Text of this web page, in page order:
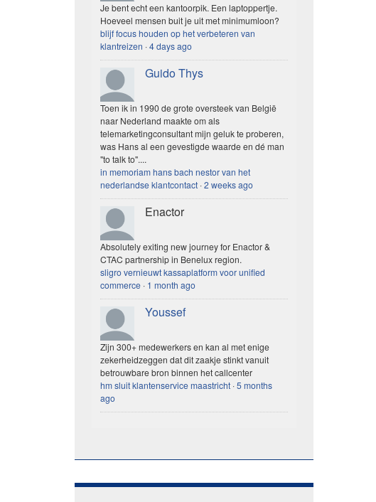
Je bent echt een kantoorpik. Een laptoppertje.
Hoeveel mensen buit je uit met minimumloon?
blijf focus houden op het verbeteren van
klantreizen ·4 days ago
Guido Thys
Toen ik in 1990 de grote oversteek van België
naar Nederland maakte om als
telemarketingconsultant mijn geluk te proberen,
was Hans al een gevestigde waarde en dé man
"to talk to"....
in memoriam hans bach nestor van het
nederlandse klantcontact ·2 weeks ago
Enactor
Absolutely exiting new journey for Enactor &
CTAC partnership in Benelux region.
sligro vernieuwt kassaplatform voor unified
commerce · 1 month ago
Youssef
Zijn 300+ medewerkers en kan al met enige
zekerheidzeggen dat dit zaakje stinkt vanuit
betrouwbare bron binnen het callcenter
hm sluit klantenservice maastricht ·5 months
ago